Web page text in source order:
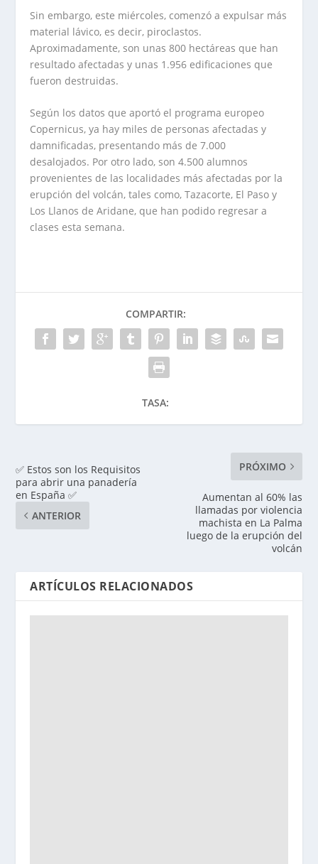
Sin embargo, este miércoles, comenzó a expulsar más
material lávico, es decir, piroclastos.
Aproximadamente, son unas 800 hectáreas que han
resultado afectadas y unas 1.956 edificaciones que
fueron destruidas.
Según los datos que aportó el programa europeo
Copernicus, ya hay miles de personas afectadas y
damnificadas, presentando más de 7.000
desalojados. Por otro lado, son 4.500 alumnos
provenientes de las localidades más afectadas por la
erupción del volcán, tales como, Tazacorte, El Paso y
Los Llanos de Aridane, que han podido regresar a
clases esta semana.
COMPARTIR:
TASA:
✅ Estos son los Requisitos
para abrir una panadería
en España ✅
ANTERIOR
PRÓXIMO
Aumentan al 60% las
llamadas por violencia
machista en La Palma
luego de la erupción del
volcán
ARTÍCULOS RELACIONADOS